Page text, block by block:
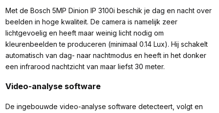
Met de Bosch 5MP Dinion IP 3100i beschik je dag en nacht over
beelden in hoge kwaliteit. De camera is namelijk zeer
lichtgevoelig en heeft maar weinig licht nodig om
kleurenbeelden te produceren (minimaal 0.14 Lux). Hij schakelt
automatisch van dag- naar nachtmodus en heeft in het donker
een infrarood nachtzicht van maar liefst 30 meter.
Video-analyse software
De ingebouwde video-analyse software detecteert, volgt en